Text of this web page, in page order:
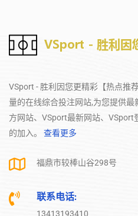
VSport - 胜利因您更精彩【热点推
量的在线综合投注网站,为您提供
方网站、VSport最新网站、VSport
的加入。 查看更多
福鼎市较棒山谷298号
联系电话:
13413193410